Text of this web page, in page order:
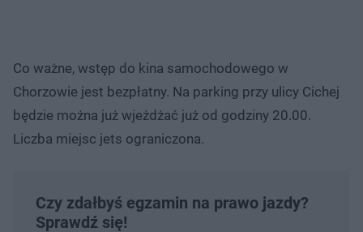
Co ważne, wstęp do kina samochodowego w
Chorzowie jest bezpłatny. Na parking przy ulicy Cichej
będzie można już wjeżdżać już od godziny 20.00.
Liczba miejsc jets ograniczona.
Czy zdałbyś egzamin na prawo jazdy?
Sprawdź się!